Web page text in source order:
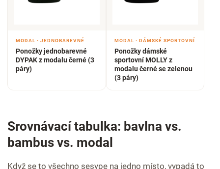
MODAL · JEDNOBAREVNÉ
Ponožky jednobarevné
DYPAK z modalu černé (3
páry)
MODAL · DÁMSKÉ SPORTOVNÍ
Ponožky dámské
sportovní MOLLY z
modalu černé se zelenou
(3 páry)
Srovnávací tabulka: bavlna vs.
bambus vs. modal
Když se to všechno sesype na jedno místo, vypadá to